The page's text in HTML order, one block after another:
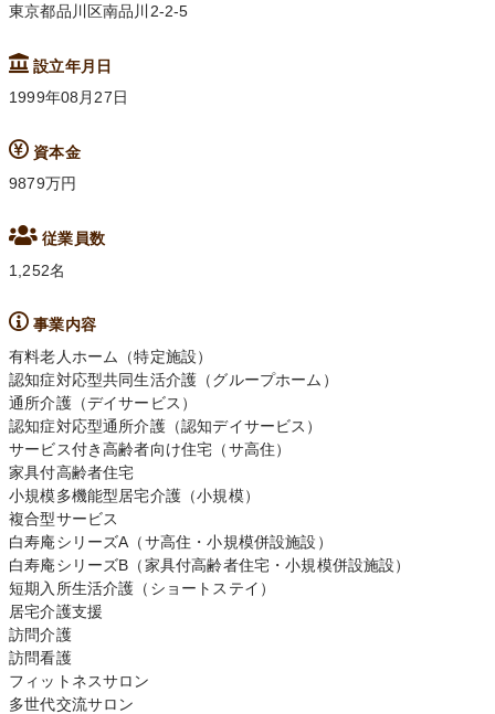
東京都品川区南品川2-2-5
設立年月日
1999年08月27日
資本金
9879万円
従業員数
1,252名
事業内容
有料老人ホーム（特定施設）
認知症対応型共同生活介護（グループホーム）
通所介護（デイサービス）
認知症対応型通所介護（認知デイサービス）
サービス付き高齢者向け住宅（サ高住）
家具付高齢者住宅
小規模多機能型居宅介護（小規模）
複合型サービス
白寿庵シリーズA（サ高住・小規模併設施設）
白寿庵シリーズB（家具付高齢者住宅・小規模併設施設）
短期入所生活介護（ショートステイ）
居宅介護支援
訪問介護
訪問看護
フィットネスサロン
多世代交流サロン